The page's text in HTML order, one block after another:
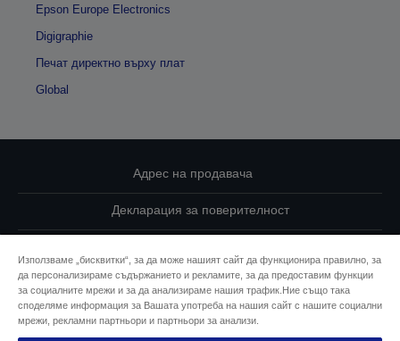
Epson Europe Electronics
Digigraphie
Печат директно върху плат
Global
Адрес на продавача
Декларация за поверителност
Свържете се с нас за Вашите данни
Информация за бисквитките
Използваме „бисквитки“, за да може нашият сайт да функционира правилно, за
да персонализираме съдържанието и рекламите, за да предоставим функции
за социалните мрежи и за да анализираме нашия трафик.Ние също така
споделяме информация за Вашата употреба на нашия сайт с нашите социални
мрежи, рекламни партньори и партньори за анализи.